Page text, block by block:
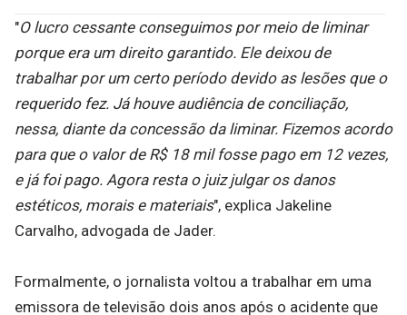
"O lucro cessante conseguimos por meio de liminar
porque era um direito garantido. Ele deixou de
trabalhar por um certo período devido as lesões que o
requerido fez. Já houve audiência de conciliação,
nessa, diante da concessão da liminar. Fizemos acordo
para que o valor de R$ 18 mil fosse pago em 12 vezes,
e já foi pago. Agora resta o juiz julgar os danos
estéticos, morais e materiais", explica Jakeline
Carvalho, advogada de Jader.
Formalmente, o jornalista voltou a trabalhar em uma
emissora de televisão dois anos após o acidente que